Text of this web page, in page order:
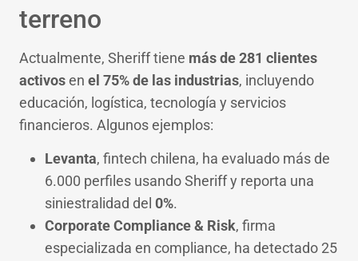
terreno
Actualmente, Sheriff tiene más de 281 clientes
activosen el 75% de las industrias, incluyendo
educación, logística, tecnología y servicios
financieros. Algunos ejemplos:
Levanta, fintech chilena, ha evaluado más de
6.000 perfiles usando Sheriff y reporta una
siniestralidad del 0%.
Corporate Compliance & Risk, firma
especializada en compliance, ha detectado 25